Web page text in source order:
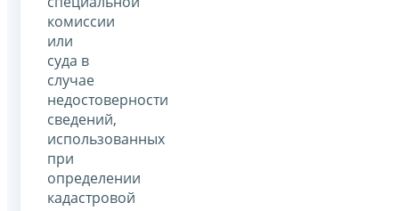
комиссии
или
суда в
случае
недостоверности
сведений,
использованных
при
определении
кадастровой